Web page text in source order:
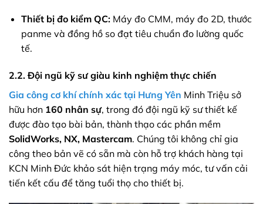
Thiết bị đo kiểm QC:Máy đo CMM, máy đo 2D, thước
panme và đồng hồ so đạt tiêu chuẩn đo lường quốc
tế.
2.2. Đội ngũ kỹ sư giàu kinh nghiệm thực chiến
Gia công cơ khí chính xác tại Hưng Yên Minh Triệu sở
hữu hơn 160 nhân sự, trong đó đội ngũ kỹ sư thiết kế
được đào tạo bài bản, thành thạo các phần mềm
SolidWorks, NX, Mastercam. Chúng tôi không chỉ gia
công theo bản vẽ có sẵn mà còn hỗ trợ khách hàng tại
KCN Minh Đức khảo sát hiện trạng máy móc, tư vấn cải
tiến kết cấu để tăng tuổi thọ cho thiết bị.